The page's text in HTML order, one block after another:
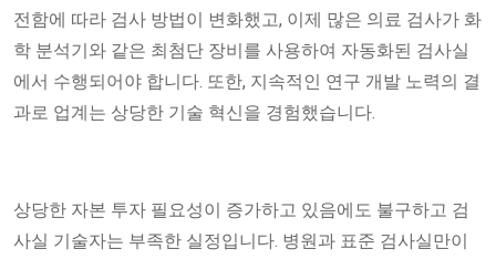
전함에 따라 검사 방법이 변화했고, 이제 많은 의료 검사가 화
학 분석기와 같은 최첨단 장비를 사용하여 자동화된 검사실
에서 수행되어야 합니다. 또한, 지속적인 연구 개발 노력의 결
과로 업계는 상당한 기술 혁신을 경험했습니다.
상당한 자본 투자 필요성이 증가하고 있음에도 불구하고 검
사실 기술자는 부족한 실정입니다. 병원과 표준 검사실만이